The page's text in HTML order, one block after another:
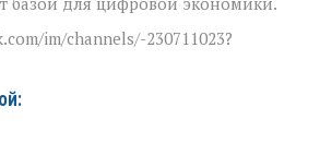
im/channels/-230711023?